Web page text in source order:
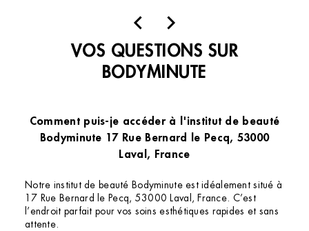
contente du tarif , proposition des offres
promotionnelles mais aussi de l’offre du
moment avec un petit massage des mains ✨
VOS QUESTIONS SUR
BODYMINUTE
Comment puis-je accéder à l'institut de beauté
Bodyminute 17 Rue Bernard le Pecq, 53000
Laval, France
Notre institut de beauté Bodyminute est idéalement situé à
17 Rue Bernard le Pecq, 53000 Laval, France. C’est
l’endroit parfait pour vos soins esthétiques rapides et sans
attente.